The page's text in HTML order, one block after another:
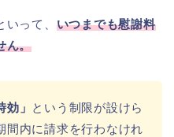
って、 いつまでも慰謝料
ん。
効」 という制限が設けら
間内に請求を行わなけれ